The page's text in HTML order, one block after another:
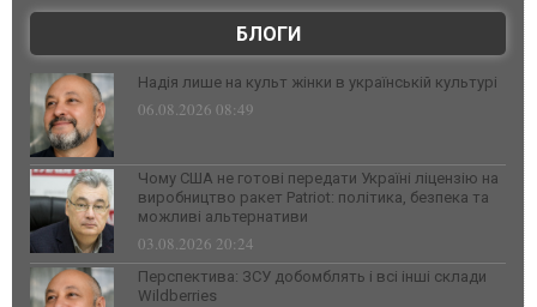
БЛОГИ
Надія лише на культ жінки в українській культурі
06.08.2026 08:49
Чому США не готові передати Україні ліцензію на
виробництво ракет Patriot: політика, безпека та
можливі альтернативи
03.08.2026 20:24
Перспектива: ЗСУ добомблять і всі інші склади
Wildberries